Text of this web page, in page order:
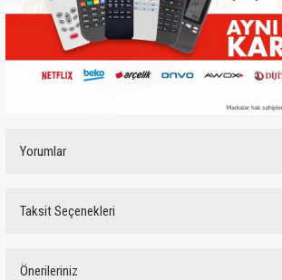
Yorumlar
Taksit Seçenekleri
Önerileriniz